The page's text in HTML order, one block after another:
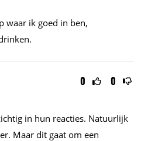
waar ik goed in ben,
0 0
in hun reacties. Natuurlijk
Maar dit gaat om een